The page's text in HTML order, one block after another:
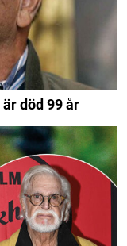
död 99 år